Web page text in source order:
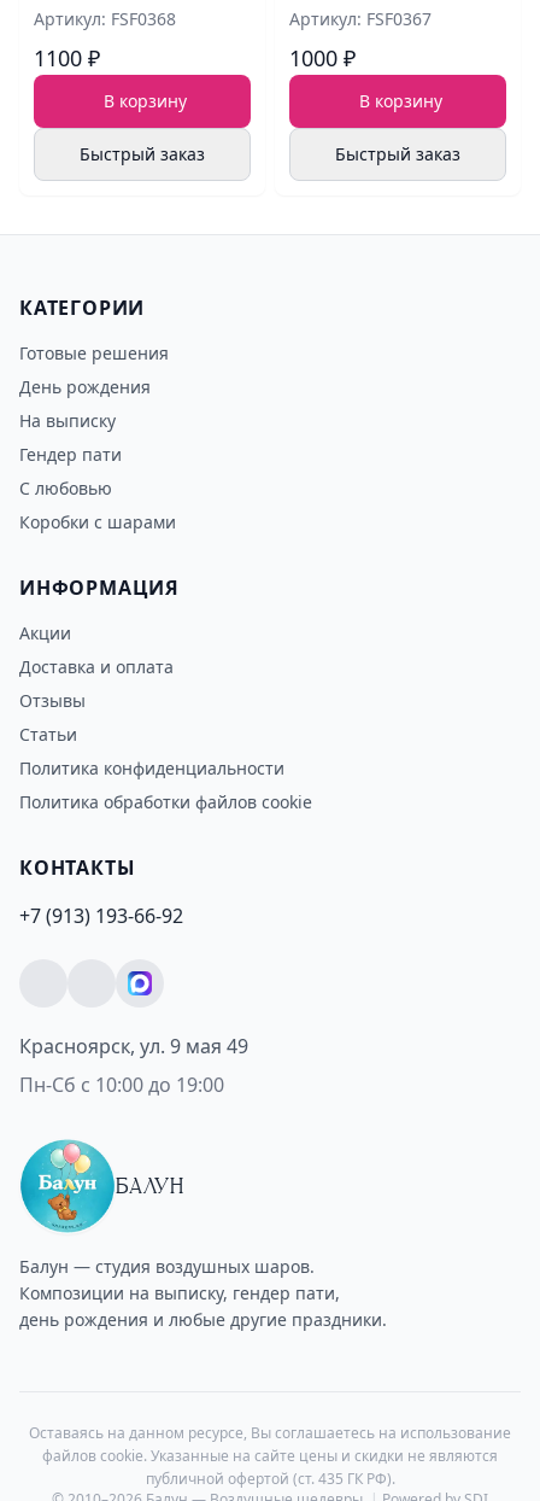
шампанским 46"/117 см
Артикул: FSF0368
1100 ₽
В корзину
Быстрый заказ
Артикул: FSF0367
1000 ₽
В корзину
Быстрый заказ
КАТЕГОРИИ
Готовые решения
День рождения
На выписку
Гендер пати
С любовью
Коробки с шарами
ИНФОРМАЦИЯ
Акции
Доставка и оплата
Отзывы
Статьи
Политика конфиденциальности
Политика обработки файлов cookie
КОНТАКТЫ
+7 (913) 193-66-92
Красноярск, ул. 9 мая 49
Пн-Сб с 10:00 до 19:00
БАЛУН
Балун — студия воздушных шаров.
Композиции на выписку, гендер пати,
день рождения и любые другие праздники.
Оставаясь на данном ресурсе, Вы соглашаетесь на использование
файлов cookie. Указанные на сайте цены и скидки не являются
публичной офертой (ст. 435 ГК РФ).